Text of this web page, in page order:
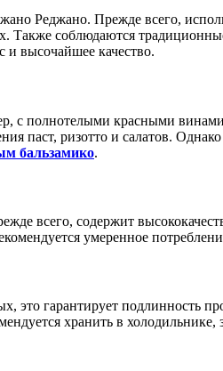
Реджано. Прежде всего,
Также соблюдаются
и высочайшее качество.
с полнотелыми красными
паст, ризотто и салатов.
бальзамико.
всего, содержит
умеренное
гарантирует подлинность
хранить в